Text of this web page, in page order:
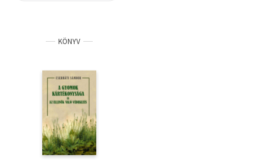
Tankönyv, segédkönyv
Társadalomtudomány
Természettudomány
Történelem
KÖNYV